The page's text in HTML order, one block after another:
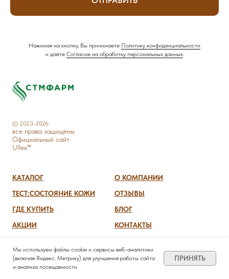
Мы используем файлы cookie и сервисы веб-аналитики
(включая Яндекс. Метрику) для улучшения работы сайта
и анализа посещаемости
ПРИНЯТЬ
Нажимая на кнопку, Вы принимаете Политику конфиденциальности
и даёте Согласие на обработку персональных данных.
© 2023-2026
все права защищены
Официальный сайт
Ullex™
КАТАЛОГ
ТЕСТ:СОСТОЯНИЕ КОЖИ
ГДЕ КУПИТЬ
АКЦИИ
О КОМПАНИИ
ОТЗЫВЫ
БЛОГ
КОНТАКТЫ
СОТРУДНИЧЕСТВО